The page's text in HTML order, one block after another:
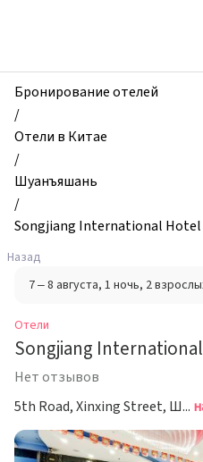
Songjiang
International
Hotel,
Шуанъяшань,
Китай
Бронирование отелей
/
Отели в Китае
/
Шуанъяшань
/
Songjiang International Hotel
Назад
7 – 8 августа, 1 ночь, 2
Отели
Songjiang
Нет отзывов
5th Road, Xinxing Street, Шуанъяшань